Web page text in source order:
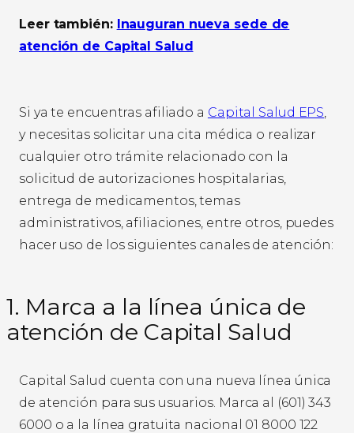
Leer también: Inauguran nueva sede de
atención de Capital Salud
Si ya te encuentras afiliado a Capital Salud EPS
y necesitas solicitar una cita médica o realizar
cualquier otro trámite relacionado con la
solicitud de autorizaciones hospitalarias,
entrega de medicamentos, temas
administrativos, afiliaciones, entre otros, puedes
hacer uso de los siguientes canales de atención:
1. Marca a la línea única de
atención de Capital Salud
Capital Salud cuenta con una nueva línea única
de atención para sus usuarios. Marca al (601) 343
6000 o a la línea gratuita nacional 01 8000 122